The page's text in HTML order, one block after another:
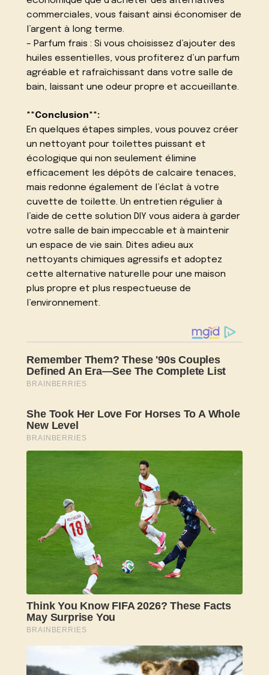
commerciales, vous faisant ainsi économiser de
l’argent à long terme.
– Parfum frais : Si vous choisissez d’ajouter des
huiles essentielles, vous profiterez d’un parfum
agréable et rafraîchissant dans votre salle de
bain, laissant une odeur propre et accueillante.
**Conclusion**:
En quelques étapes simples, vous pouvez créer
un nettoyant pour toilettes puissant et
écologique qui non seulement élimine
efficacement les dépôts de calcaire tenaces,
mais redonne également de l’éclat à votre
cuvette de toilette. Un entretien régulier à
l’aide de cette solution DIY vous aidera à garder
votre salle de bain impeccable et à maintenir
un espace de vie sain. Dites adieu aux
nettoyants chimiques agressifs et adoptez
cette alternative naturelle pour une maison
plus propre et plus respectueuse de
l’environnement.